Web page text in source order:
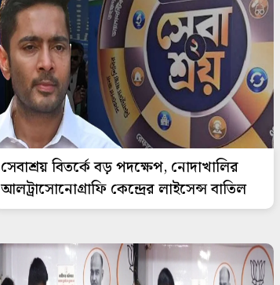
সেবাশ্রয় বিতর্কে বড় পদক্ষেপ, নোদাখালির
আলট্রাসোনোগ্রাফি কেন্দ্রের লাইসেন্স বাতিল